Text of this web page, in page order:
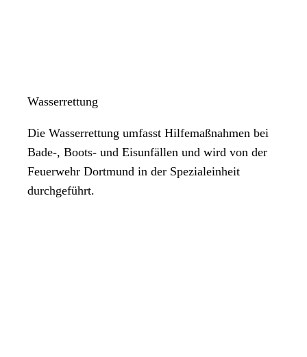
Wasserrettung
Die Wasserrettung umfasst Hilfemaßnahmen bei
Bade-, Boots- und Eisunfällen und wird von der
Feuerwehr Dortmund in der Spezialeinheit
durchgeführt.